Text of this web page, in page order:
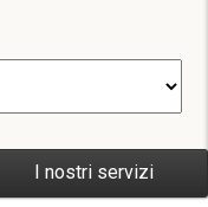
I nostri servizi